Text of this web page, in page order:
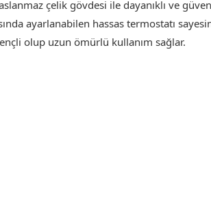
çelik gövdesi ile dayanıklı ve
ayarlanabilen hassas termostatı
olup uzun ömürlü kullanım sağlar.